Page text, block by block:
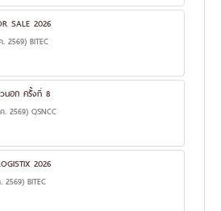
SALE 2026
2569) BITEC
วนอก ครั้งที่ 8
2569) QSNCC
2026
2569) BITEC